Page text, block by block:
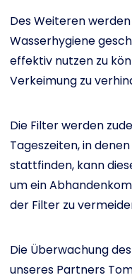
Des Weiteren
Wasserhygiene
effektiv nutzen zu
Verkeimung zu
Die Filter werden
Tageszeiten, in
stattfinden, kann
um ein
der Filter zu
Die Überwachung
unseres Partners